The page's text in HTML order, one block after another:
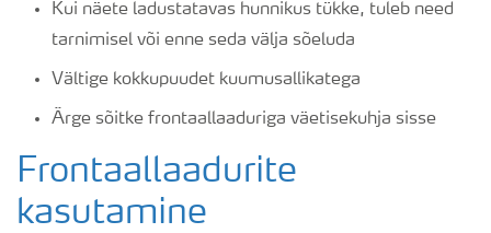
Kui näete ladustatavas hunnikus tükke, tuleb need
tarnimisel või enne seda välja sõeluda
Vältige kokkupuudet kuumusallikatega
Ärge sõitke frontaallaaduriga väetisekuhja sisse
Frontaallaadurite
kasutamine